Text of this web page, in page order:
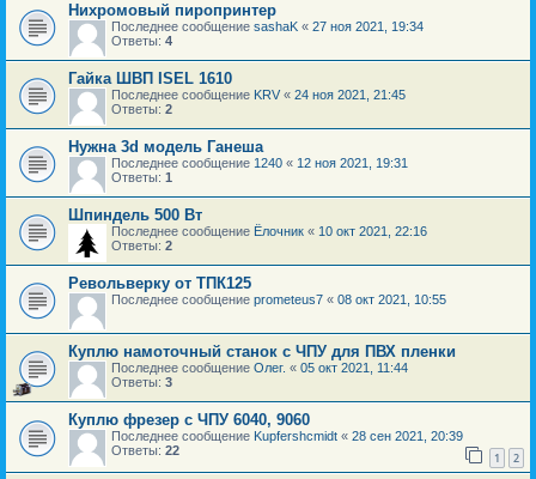
Нихромовый пиропринтер
Последнее сообщение sashaK « 27 ноя 2021, 19:34
Ответы: 4
Гайка ШВП ISEL 1610
Последнее сообщение KRV« 24 ноя 2021, 21:45
Ответы: 2
Нужна 3d модель Ганеша
Последнее сообщение 1240 « 12 ноя 2021, 19:31
Ответы: 1
Шпиндель 500 Вт
Последнее сообщение Ёлочник « 10 окт 2021, 22:16
Ответы: 2
Револьверку от ТПК125
Последнее сообщение prometeus7 « 08 окт 2021, 10:55
Куплю намоточный станок с ЧПУ для ПВХ пленки
Последнее сообщение Олег. « 05 окт 2021, 11:44
Ответы: 3
Куплю фрезер с ЧПУ 6040, 9060
Последнее сообщение Kupfershcmidt « 28 сен 2021, 20:39
Ответы: 22 1 2